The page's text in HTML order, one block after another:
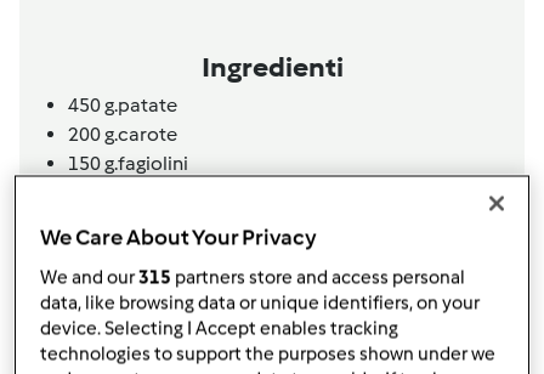
Ingredienti
450 g.patate
200 g.carote
150 g.fagiolini
pangrattato (2 cucchiai)
sale
noce moscata
poco burro
We Care About Your Privacy
We and our315 partners store and access personal
data, like browsing data or unique identifiers, on your
device. Selecting I Accept enables tracking
technologies to support the purposes shown under we